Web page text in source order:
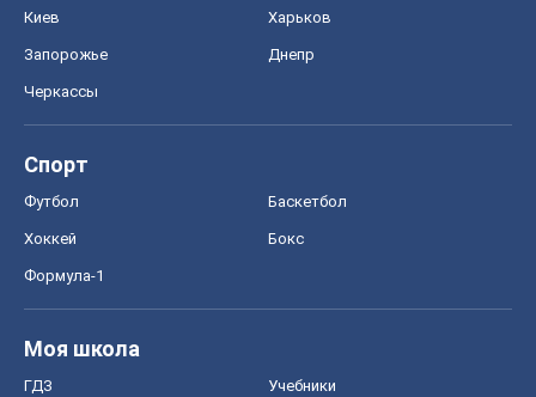
Киев Харьков
Запорожье Днепр
Черкассы
Спорт
Футбол Баскетбол
Хоккей Бокс
Формула-1
Моя школа
ГДЗ Учебники